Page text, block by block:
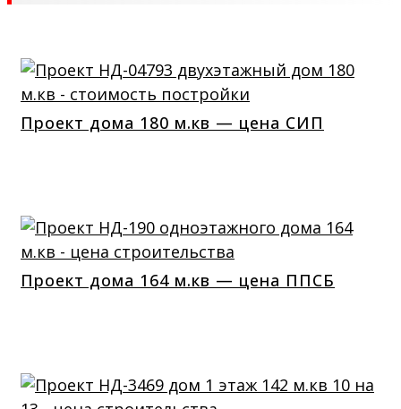
Проект дома 180 м.кв — цена СИП
Проект дома 164 м.кв — цена ППСБ